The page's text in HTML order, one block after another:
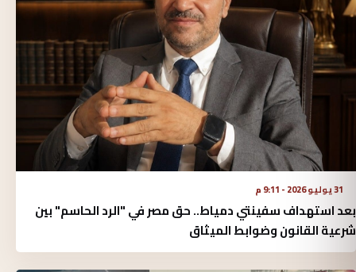
31 يوليو 2026 - 9:11 م
​بعد استهداف سفينتي دمياط.. حق مصر في "الرد الحاسم" بين
شرعية القانون وضوابط الميثاق